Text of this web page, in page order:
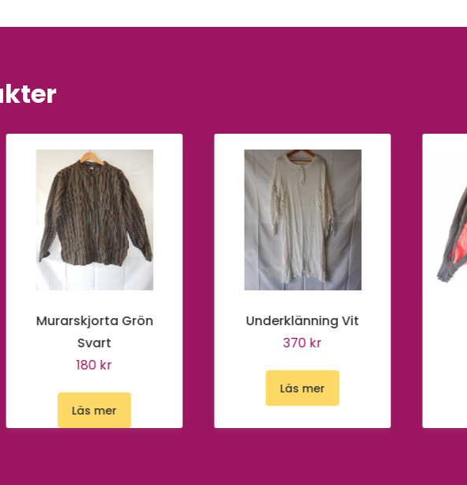
Murarskjorta Grön
Svart
180 kr
Läs mer
Underklänning Vit
370 kr
Läs mer